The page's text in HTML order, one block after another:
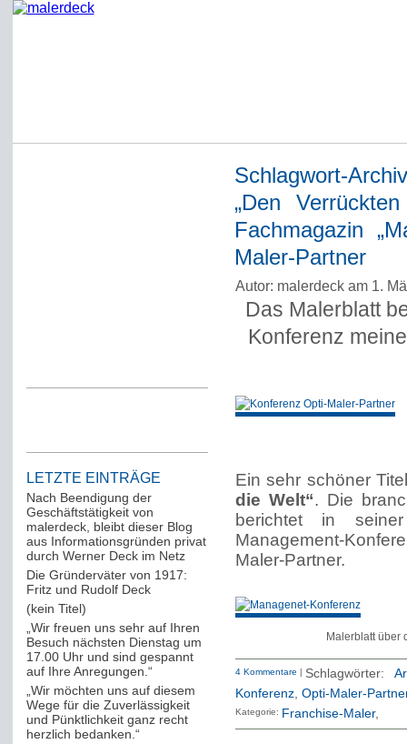
LETZTE EINTRÄGE
Nach Beendigung der
Geschäftstätigkeit von
malerdeck, bleibt dieser Blog
aus Informationsgründen privat
durch Werner Deck im Netz
Die Gründerväter von 1917:
Fritz und Rudolf Deck
(kein Titel)
„Wir freuen uns sehr auf Ihren
Besuch nächsten Dienstag um
17.00 Uhr und sind gespannt
auf Ihre Anregungen.“
„Wir möchten uns auf diesem
Wege für die Zuverlässigkeit
und Pünktlichkeit ganz recht
herzlich bedanken.“
Schlagwort-
„Den
Fachmagazin
Maler-Partner
Autor: malerdeck am 1.
Das Malerblatt
Konferenz
Ein sehr schöner
die Welt“. Die
berichtet in
Management-
Maler-Partner.
Malerblatt über
4 Kommentare | Schlagwörter:
Konferenz, Opti-Maler-
Kategorie: Franchise-Maler